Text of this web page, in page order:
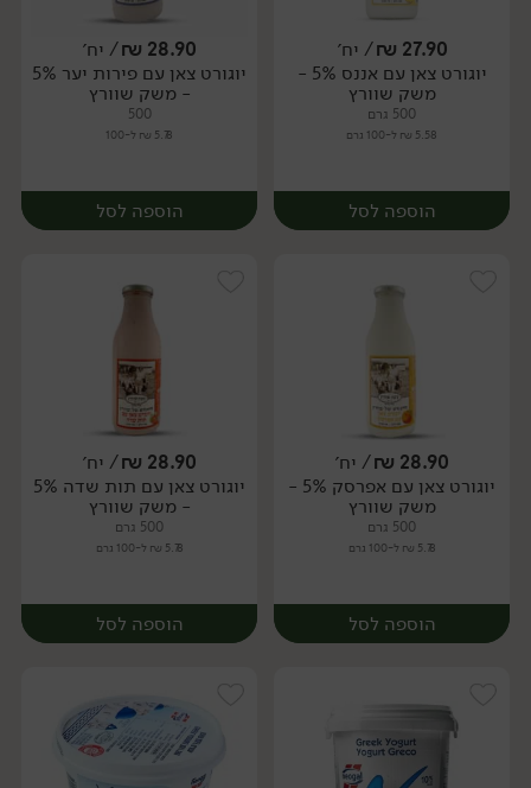
יח׳ יח׳
27.90
₪/ יח׳
יוגורט צאן עם אננס 5% -
משק שוורץ
500 גרם
5.58 ₪ ל-100 גרם
הוספה לסל
יח׳
28.90
₪/ יח׳
יוגורט צאן עם פירות יער 5%
- משק שוורץ
500
5.78 ₪ ל-100
הוספה לסל
יח׳
28.90
₪/ יח׳
יוגורט צאן עם אפרסק 5% -
משק שוורץ
500 גרם
5.78 ₪ ל-100 גרם
הוספה לסל
28.90
₪/ יח׳
יוגורט צאן עם תות שדה 5%
- משק שוורץ
500 גרם
5.78 ₪ ל-100 גרם
הוספה לסל